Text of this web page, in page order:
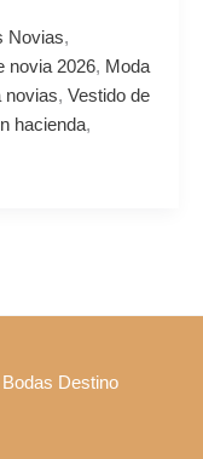
Novias,
novia 2026, Moda
novias, Vestido de
hacienda,
Destino